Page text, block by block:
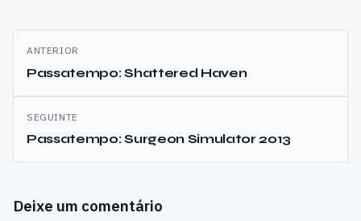
Navegação
de
artigos
ANTERIOR
Passatempo: Shattered Haven
SEGUINTE
Passatempo: Surgeon Simulator 2013
Deixe um comentário